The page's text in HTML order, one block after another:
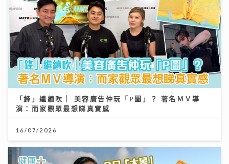
「鋒」繼續吹 | 美容廣告仲玩「P圖」？ 著名ＭＶ導
演：而家觀眾最想睇真實感
16/07/2026